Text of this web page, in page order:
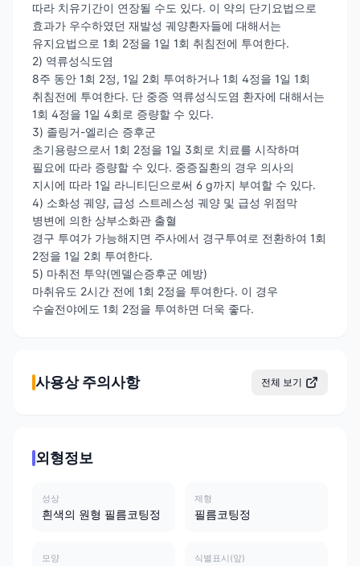
따라 치유기간이 연장될 수도 있다. 이 약의 단기요법으로
효과가 우수하였던 재발성 궤양환자들에 대해서는
유지요법으로 1회 2정을 1일 1회 취침전에 투여한다.
2) 역류성식도염
8주 동안 1회 2정, 1일 2회 투여하거나 1회 4정을 1일 1회
취침전에 투여한다. 단 중증 역류성식도염 환자에 대해서는
1회 4정을 1일 4회로 증량할 수 있다.
3) 졸링거-엘리슨 증후군
초기용량으로서 1회 2정을 1일 3회로 치료를 시작하며
필요에 따라 증량할 수 있다. 중증질환의 경우 의사의
지시에 따라 1일 라니티딘으로써 6 g까지 부여할 수 있다.
4) 소화성 궤양, 급성 스트레스성 궤양 및 급성 위점막
병변에 의한 상부소화관 출혈
경구 투여가 가능해지면 주사에서 경구투여로 전환하여 1회
2정을 1일 2회 투여한다.
5) 마취전 투약(멘델슨증후군 예방)
마취유도 2시간 전에 1회 2정을 투여한다. 이 경우
수술전야에도 1회 2정을 투여하면 더욱 좋다.
사용상 주의사항 전체 보기
외형정보
성상
흰색의 원형 필름코팅정
제형
필름코팅정
모양 식별표시(앞)